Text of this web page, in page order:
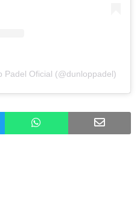
Padel Oficial (@dunloppadel)